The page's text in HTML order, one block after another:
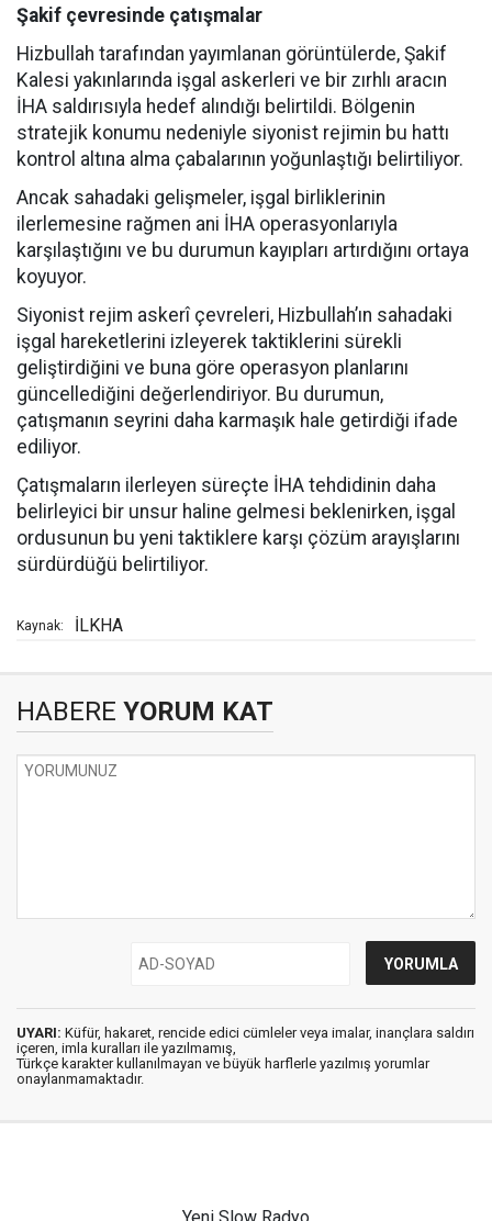
Şakif çevresinde çatışmalar
Hizbullah tarafından yayımlanan görüntülerde, Şakif
Kalesi yakınlarında işgal askerleri ve bir zırhlı aracın
İHA saldırısıyla hedef alındığı belirtildi. Bölgenin
stratejik konumu nedeniyle siyonist rejimin bu hattı
kontrol altına alma çabalarının yoğunlaştığı belirtiliyor.
Ancak sahadaki gelişmeler, işgal birliklerinin
ilerlemesine rağmen ani İHA operasyonlarıyla
karşılaştığını ve bu durumun kayıpları artırdığını ortaya
koyuyor.
Siyonist rejim askerî çevreleri, Hizbullah’ın sahadaki
işgal hareketlerini izleyerek taktiklerini sürekli
geliştirdiğini ve buna göre operasyon planlarını
güncellediğini değerlendiriyor. Bu durumun,
çatışmanın seyrini daha karmaşık hale getirdiği ifade
ediliyor.
Çatışmaların ilerleyen süreçte İHA tehdidinin daha
belirleyici bir unsur haline gelmesi beklenirken, işgal
ordusunun bu yeni taktiklere karşı çözüm arayışlarını
sürdürdüğü belirtiliyor.
Kaynak: İLKHA
HABERE YORUM KAT
UYARI: Küfür, hakaret, rencide edici cümleler veya imalar, inançlara saldırı
içeren, imla kuralları ile yazılmamış,
Türkçe karakter kullanılmayan ve büyük harflerle yazılmış yorumlar
onaylanmamaktadır.